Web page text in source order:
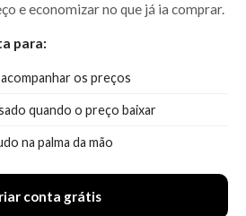
e economizar no que já ia comprar.
para:
os preços
quando o preço baixar
na palma da mão
conta grátis